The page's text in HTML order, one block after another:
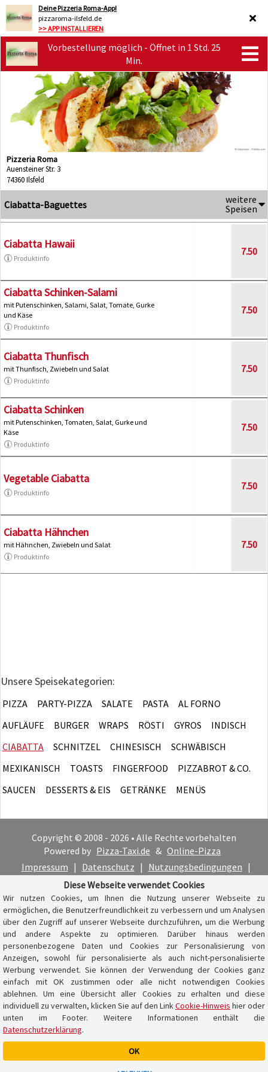
Deine Pizzeria Roma-App!
pizzaroma-ilsfeld.de
>> APP INSTALLIEREN
Vorbestellung möglich - Öffnet in 1 Std. 25
Min.
Pizzeria Roma
Auensteiner Str. 3
74360 Ilsfeld
Ciabatta-Baguettes
weitere
Speisen
Ciabatta Hawaii
Produktinfo
7.50
Ciabatta Schinken-Salami
mit Putenschinken, Salami, Salat, Tomate, Gurke
und Käse
Produktinfo
7.50
Ciabatta Thunfisch
mit Thunfisch, Zwiebeln und Salat
Produktinfo
7.50
Ciabatta Schinken
mit Putenschinken, Tomaten, Salat, Gurke und
Käse
Produktinfo
7.50
Vegetable Ciabatta
Produktinfo
7.50
Ciabatta Hähnchen
mit Hähnchen, Zwiebeln und Salat
Produktinfo
7.50
Unsere Speisekategorien:
PIZZA PARTY-PIZZA SALATE PASTA
AL FORNO
AUFLÄUFE
BURGER WRAPS RÖSTI GYROS
INDISCH
CIABATTA
SCHNITZEL CHINESISCH
SCHWÄBISCH
MEXIKANISCH
TOASTS FINGERFOOD
PIZZABROT & CO.
SAUCEN
DESSERTS & EIS GETRÄNKE MENÜS
Copyright © 2008 - 2026 • Alle Rechte vorbehalten
Powered by Pizza-Taxi.de & Online-Pizza
Impressum | Datenschutz | Nutzungsbedingungen |
Cookie-Hinweis
Diese Webseite verwendet Cookies
Wir nutzen Cookies, um Ihnen die Nutzung unserer Webseite zu
ermöglichen, die Benutzerfreundlichkeit zu verbessern und um Analysen
über den Zugriff auf unserer Webseite durchzuführen, um die Werbung
und andere Aspekte zu optimieren. Darüber hinaus werden
personenbezogene Daten und Cookies zur Personalisierung von
Anzeigen, sowohl für personalisierte als auch nicht-personalisierte
Werbung verwendet. Sie können der Verwendung der Cookies ganz
einfach mit OK zustimmen oder alle nicht notwendigen Cookies
ablehnen. Um eine Übersicht aller Cookies zu erhalten und diese
individuell zu verwalten, klicken Sie auf den LinkCookie-Hinweis hier oder
unten im Footer. Weitere Informationen enthält die
Datenschutzerklärung.
OK